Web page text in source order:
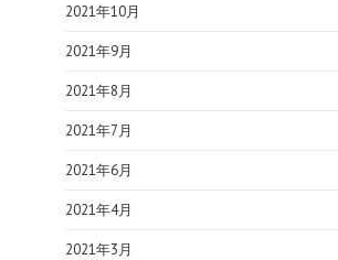
2021年10月
2021年9月
2021年8月
2021年7月
2021年6月
2021年4月
2021年3月